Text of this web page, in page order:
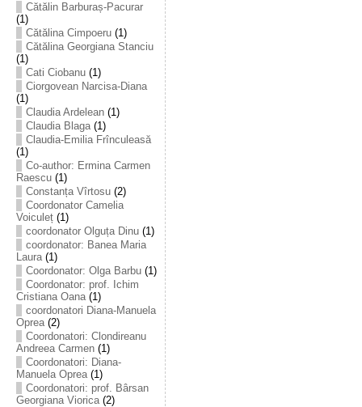
Cătălin Barburaș-Pacurar
(1)
Cătălina Cimpoeru(1)
Cătălina Georgiana Stanciu
(1)
Cati Ciobanu(1)
Ciorgovean Narcisa-Diana
(1)
Claudia Ardelean(1)
Claudia Blaga(1)
Claudia-Emilia Frînculeasă
(1)
Co-author: Ermina Carmen
Raescu(1)
Constanța Vîrtosu(2)
Coordonator Camelia
Voiculeț(1)
coordonator Olguța Dinu(1)
coordonator: Banea Maria
Laura(1)
Coordonator: Olga Barbu(1)
Coordonator: prof. Ichim
Cristiana Oana(1)
coordonatori Diana-Manuela
Oprea(2)
Coordonatori: Clondireanu
Andreea Carmen(1)
Coordonatori: Diana-
Manuela Oprea(1)
Coordonatori: prof. Bârsan
Georgiana Viorica(2)